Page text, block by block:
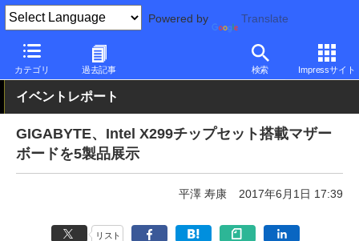
Powered by Translate
カテゴリ 過去記事 検索 Impressサイト
PC Watch イベント 2017
イベントレポート
GIGABYTE、Intel X299チップセット搭載マザー
ボードを5製品展示
平澤 寿康 2017年6月1日 17:39
リスト